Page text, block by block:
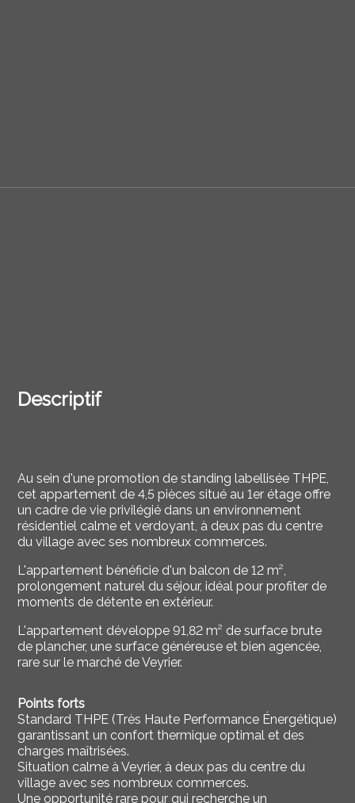
Descriptif
Au sein d'une promotion de standing labellisée THPE,
cet appartement de 4,5 pièces situé au 1er étage offre
un cadre de vie privilégié dans un environnement
résidentiel calme et verdoyant, à deux pas du centre
du village avec ses nombreux commerces.
L'appartement bénéficie d'un balcon de 12 m²,
prolongement naturel du séjour, idéal pour profiter de
moments de détente en extérieur.
L'appartement développe 91,82 m² de surface brute
de plancher, une surface généreuse et bien agencée,
rare sur le marché de Veyrier.
Points forts
Standard THPE (Très Haute Performance Énergétique)
garantissant un confort thermique optimal et des
charges maîtrisées.
Situation calme à Veyrier, à deux pas du centre du
village avec ses nombreux commerces.
Une opportunité rare pour qui recherche un